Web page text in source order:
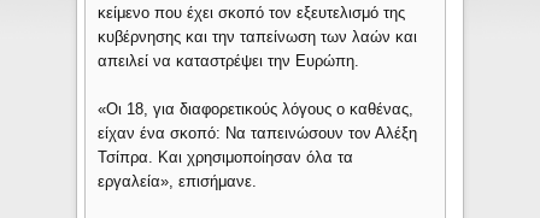
κείμενο που έχει σκοπό τον εξευτελισμό της
κυβέρνησης και την ταπείνωση των λαών και
απειλεί να καταστρέψει την Ευρώπη.
«Οι 18, για διαφορετικούς λόγους ο καθένας,
είχαν ένα σκοπό: Να ταπεινώσουν τον Αλέξη
Τσίπρα. Και χρησιμοποίησαν όλα τα
εργαλεία», επισήμανε.